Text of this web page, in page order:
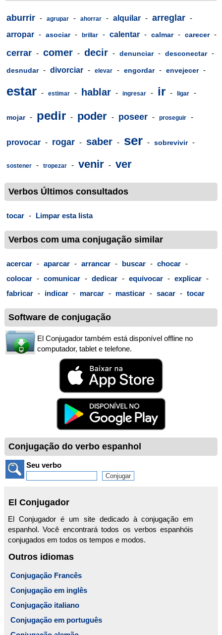
aburrir - agrupar - ahorrar - alquilar - arreglar -
arropar - asociar - brillar - calentar - calmar - carecer -
cerrar - comer - decir - denunciar - desconectar -
desnudar - divorciar - elevar - engordar - envejecer -
estar - estimar - hablar - ingresar - ir - ligar -
mojar - pedir - poder - poseer - proseguir -
provocar - rogar - saber - ser - sobrevivir -
sostener - tropezar - venir - ver
Verbos Últimos consultados
tocar - Limpar esta lista
Verbos com uma conjugação similar
acercar - aparcar - arrancar - buscar - chocar -
colocar - comunicar - dedicar - equivocar - explicar -
fabricar - indicar - marcar - masticar - sacar - tocar
Software de conjugação
El Conjugador também está disponível offline no
computador, tablet e telefone.
Conjugação do verbo espanhol
Seu verbo
El Conjugador
El Conjugador é um site dedicado à conjugação em
espanhol. Você encontrará todos os verbos espanhóis
conjugados em todos os tempos e modos.
Outros idiomas
Conjugação Francês
Conjugação em inglês
Conjugação italiano
Conjugação em português